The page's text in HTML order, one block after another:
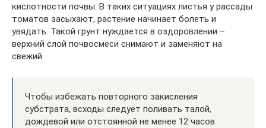
кислотности почвы. В таких ситуациях листья у рассады
томатов засыхают, растение начинает болеть и
увядать. Такой грунт нуждается в оздоровлении –
верхний слой почвосмеси снимают и заменяют на
свежий.
Чтобы избежать повторного закисления
субстрата, всходы следует поливать талой,
дождевой или отстоянной не менее 12 часов